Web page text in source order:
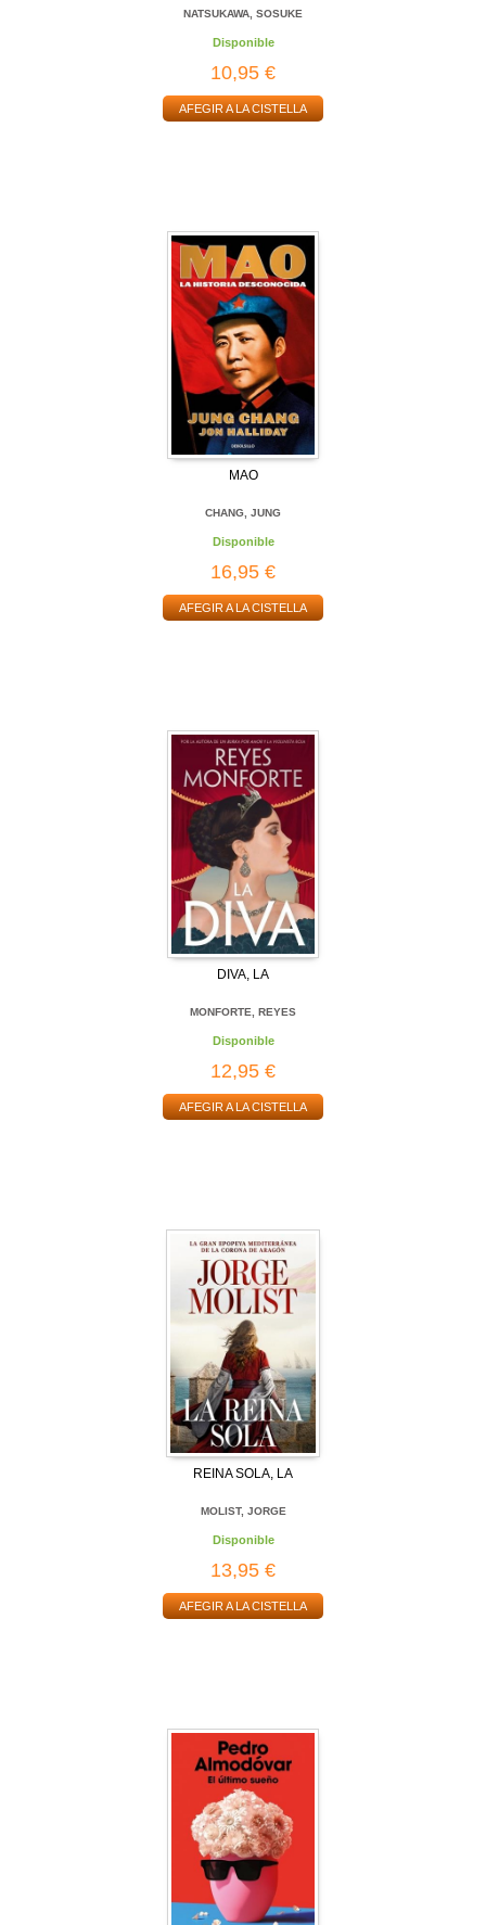
NATSUKAWA, SOSUKE
Disponible
10,95 €
AFEGIR A LA CISTELLA
MAO
CHANG, JUNG
Disponible
16,95 €
AFEGIR A LA CISTELLA
DIVA, LA
MONFORTE, REYES
Disponible
12,95 €
AFEGIR A LA CISTELLA
REINA SOLA, LA
MOLIST, JORGE
Disponible
13,95 €
AFEGIR A LA CISTELLA